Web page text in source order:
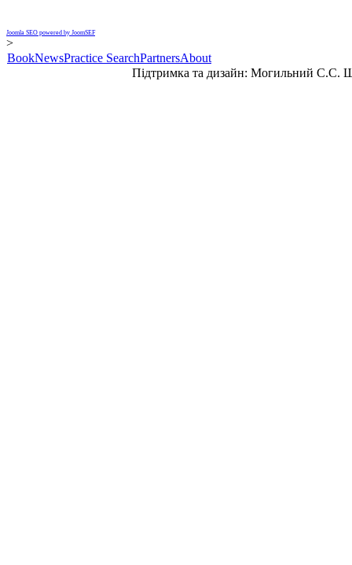
Joomla SEO powered by JoomSEF
>
BookNewsPractice SearchPartnersAbout
Підтримка та дизайн: Могильний С.С.